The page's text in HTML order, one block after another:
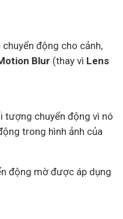
động cho cảnh,
Blur (thay vì Lens
tượng chuyển động vì nó
trong hình ảnh của
động mờ được áp dụng